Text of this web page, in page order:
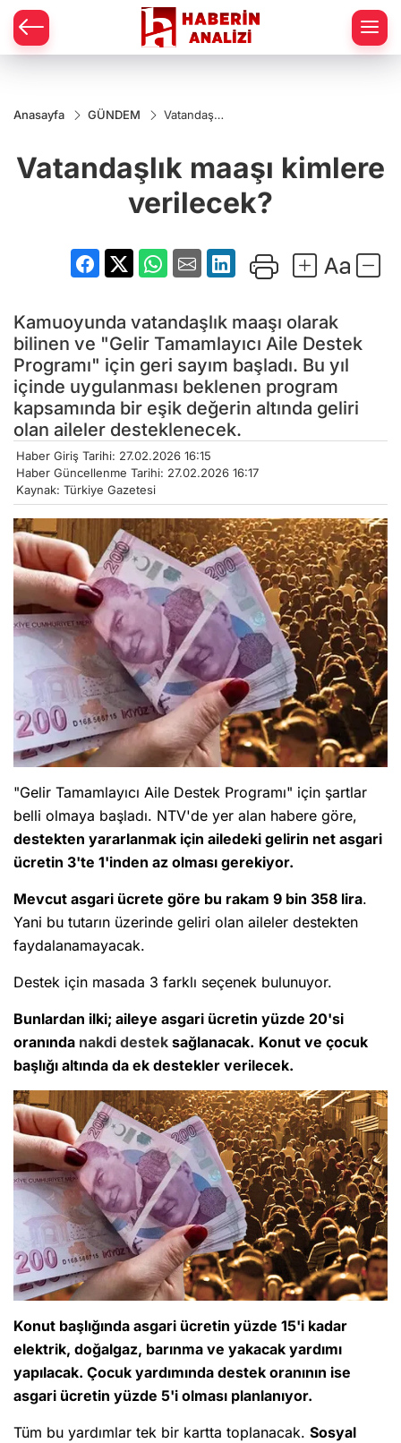
Anasayfa GÜNDEM
Vatandaşlık
verilecek?
Vatandaşlık maaşı kimlere
verilecek?
Kamuoyunda vatandaşlık maaşı olarak
bilinen ve "Gelir Tamamlayıcı Aile Destek
Programı" için geri sayım başladı. Bu yıl
içinde uygulanması beklenen program
kapsamında bir eşik değerin altında geliri
olan aileler desteklenecek.
Haber Giriş Tarihi: 27.02.2026 16:15
Haber Güncellenme Tarihi: 27.02.2026 16:17
Kaynak: Türkiye Gazetesi
"Gelir Tamamlayıcı Aile Destek Programı" için şartlar
belli olmaya başladı. NTV'de yer alan habere göre,
destekten yararlanmak için ailedeki gelirin net asgari
ücretin 3'te 1'inden az olması gerekiyor.
Mevcut asgari ücrete göre bu rakam 9 bin 358 lira.
Yani bu tutarın üzerinde geliri olan aileler destekten
faydalanamayacak.
Destek için masada 3 farklı seçenek bulunuyor.
Bunlardan ilki; aileye asgari ücretin yüzde 20'si
oranında nakdi destek sağlanacak. Konut ve çocuk
başlığı altında da ek destekler verilecek.
Konut başlığında asgari ücretin yüzde 15'i kadar
elektrik, doğalgaz, barınma ve yakacak yardımı
yapılacak. Çocuk yardımında destek oranının ise
asgari ücretin yüzde 5'i olması planlanıyor.
Tüm bu yardımlar tek bir kartta toplanacak. Sosyal